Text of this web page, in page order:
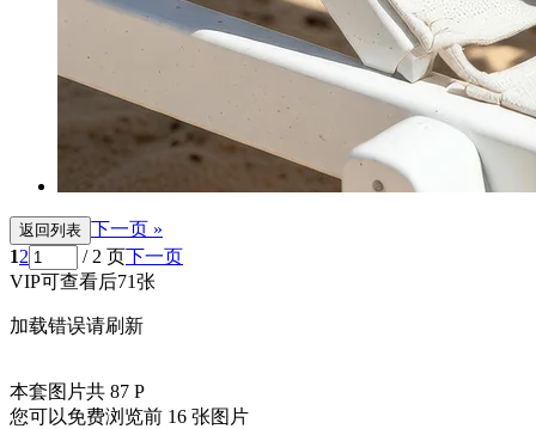
返回列表 下一页 »
12 / 2 页下一页
VIP可查看后71张
加载错误请刷新
本套图片共 87 P
您可以免费浏览前 16 张图片